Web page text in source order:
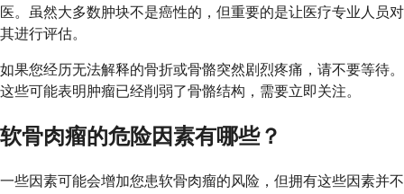
医。虽然大多数肿块不是癌性的，但重要的是让医疗专业人员对
其进行评估。
如果您经历无法解释的骨折或骨骼突然剧烈疼痛，请不要等待。
这些可能表明肿瘤已经削弱了骨骼结构，需要立即关注。
软骨肉瘤的危险因素有哪些？
一些因素可能会增加您患软骨肉瘤的风险，但拥有这些因素并不